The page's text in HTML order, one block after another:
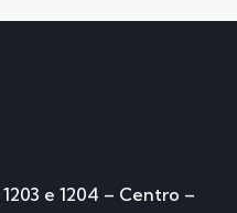
e 1204 – Centro –